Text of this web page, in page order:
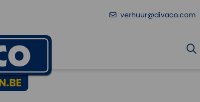
verhuur@divaco.com